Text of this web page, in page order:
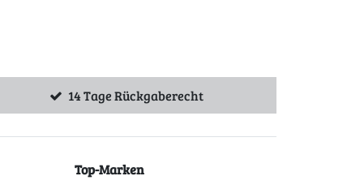
14 Tage Rückgaberecht
Top-Marken